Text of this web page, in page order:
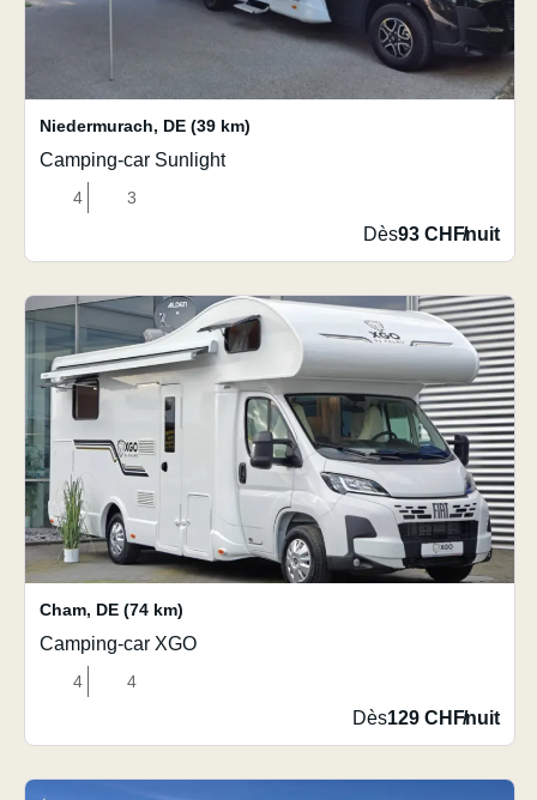
Niedermurach, DE (39 km)
Camping-car Sunlight
4 3
Dès93 CHF/nuit
Cham, DE (74 km)
Camping-car XGO
4 4
Dès129 CHF/nuit